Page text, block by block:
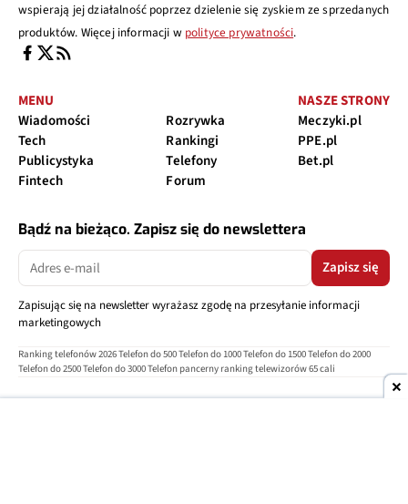
wspierają jej działalność poprzez dzielenie się zyskiem ze sprzedanych
produktów. Więcej informacji w polityce prywatności.
MENU
Wiadomości
Tech
Publicystyka
Fintech
Rozrywka
Rankingi
Telefony
Forum
NASZE STRONY
Meczyki.pl
PPE.pl
Bet.pl
Bądź na bieżąco. Zapisz się do newslettera
Zapisz się
Zapisując się na newsletter wyrażasz zgodę na przesyłanie informacji
marketingowych
Ranking telefonów 2026Telefon do 500Telefon do 1000Telefon do 1500Telefon do 2000
Telefon do 2500Telefon do 3000Telefon pancerny ranking telewizorów 65 cali